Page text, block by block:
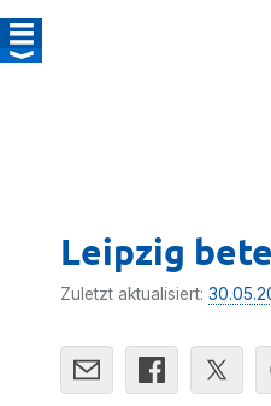
Leipzig
Zuletzt aktualisiert: